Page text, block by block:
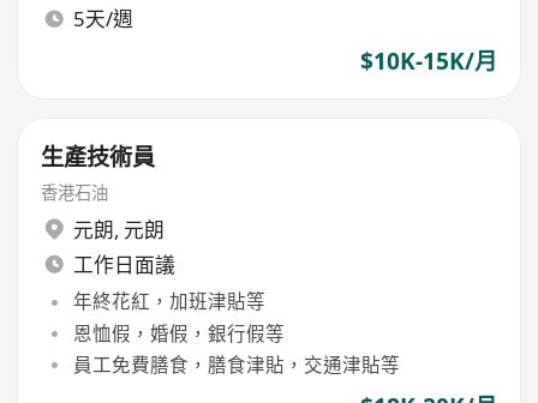
5天/週
$10K-15K/月
生產技術員
香港石油
元朗, 元朗
工作日面議
年終花紅，加班津貼等
恩恤假，婚假，銀行假等
員工免費膳食，膳食津貼，交通津貼等